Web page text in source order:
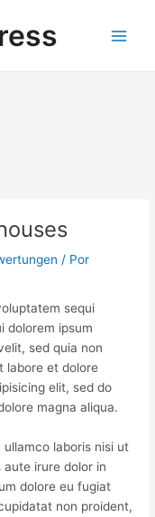
/ Por
sequi
dolorem ipsum
sed quia non
labore et dolore
elit, sed do
magna aliqua.
laboris nisi ut
irure dolor in
dolore eu fugiat
non proident,